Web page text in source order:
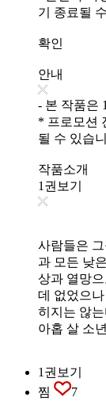
기 종료될
확인
안내
- 본 작품은
* 프로모션
될 수 있습
작품소개
1권보기
사람들은
과 모든 낮
상과 열망
데 없었으
히지는 않
아홉 살 소
1권보기
찜
7